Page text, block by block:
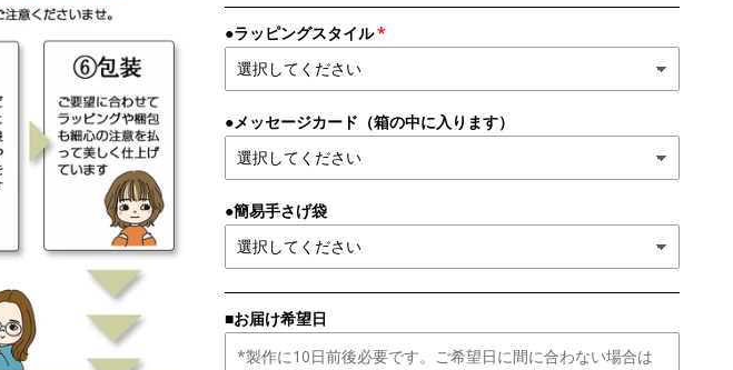
●ラッピングスタイル
●メッセージカード（箱の中に入ります）
●簡易手さげ袋
■お届け希望日